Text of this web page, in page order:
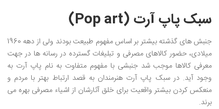
سبک پاپ آرت (Pop art)
جنبش های گذشته بیشتر بر اساس مفهوم طبیعت بودند ولی از دهه 1960
میلادی، حضور کالاهای مصرفی و تبلیغات گسترده در رسانه ها در جهت
معرفی کالاها موجب شد جنبشی با مفهوم متفاوت به نام پاپ آرت به
وجود آید. در سبک پاپ آرت هنرمندان به قصد ارتباط بهتر با مردم و
منعکس کردن بیشتر واقعیت برای خلق آثارشان از اشیاء مصرفی بهره می
برند.